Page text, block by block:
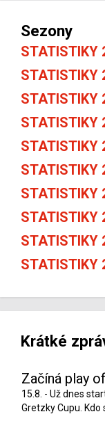
Sezony
STATISTIKY
STATISTIKY
STATISTIKY
STATISTIKY
STATISTIKY
STATISTIKY
STATISTIKY
STATISTIKY
STATISTIKY
STATISTIKY
Krátké
Začíná play
15.8. - Už dnes
Gretzky Cupu.